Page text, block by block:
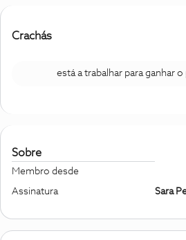
Crachás
está a trabalhar para ganhar
Sobre
Membro desde
Assinatura Sara